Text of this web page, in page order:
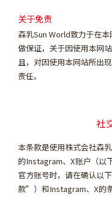
关于免责
森乳Sun World致力于在
做保证，关于因使用本网
且，对因使用本网站所出
责任。
社
本条款是使用株式会社森
的Instagram、X账户（
官方账号时，请在确认以
款”）和Instagram、X的